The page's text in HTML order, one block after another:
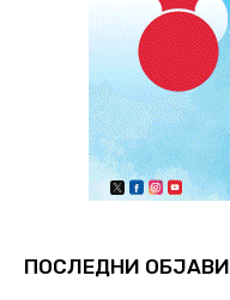
ПОСЛЕДНИ ОБЈАВИ